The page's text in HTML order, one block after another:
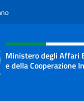
sito,
Ministero degli Affari
e della Cooperazione